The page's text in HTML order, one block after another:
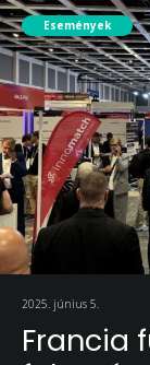
Események
2025. június 5.
Francia